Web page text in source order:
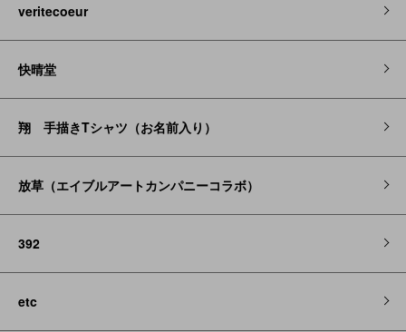
veritecoeur
快晴堂
翔 手描きTシャツ（お名前入り）
放草（エイブルアートカンパニーコラボ）
392
etc